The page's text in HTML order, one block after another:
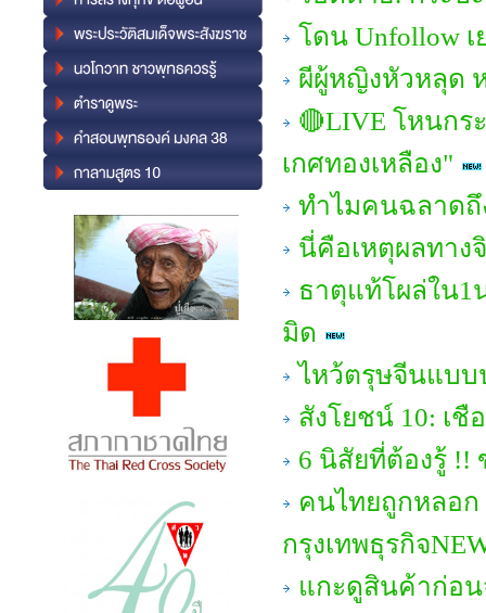
โดน Unfollow
ผีผู้หญิงหัวหลุด
🔴LIVE โหนกร
เกศทองเหลือง"
ทำไมคนฉลาดถึ
นี่คือเหตุผลทาง
ธาตุแท้โผล่ใน1
มิด
ไหว้ตรุษจีนแบบ
สังโยชน์ 10: เ
6 นิสัยที่ต้องรู้ !!
คนไทยถูกหลอก
กรุงเทพธุรกิจ
แกะดูสินค้าก่อน